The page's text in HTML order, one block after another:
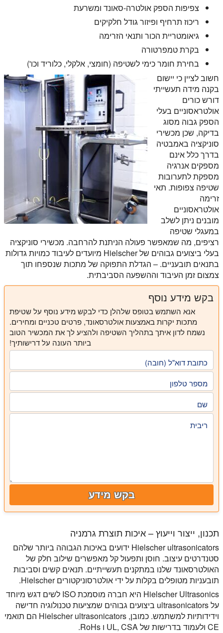
צפיפות הספק אולטרה-סאונד ומשרעת
ריכוז תרחיף ופיזור גודל חלקיקים
גיאומטריית הכור ותנאי הזרימה
בקרת טמפרטורה
בחירת חומר כימי לשטיפה (חומצי, אלקלי, כלוריד וכו')
חשוב לציין כי יישום
בקנה מידה תעשייתי
דורש כורים
אולטראסוניים בעלי
הספק גבוה מסוג
בדיקה, שכן מכשירי
סוניקציה באמבטיה
בדרך כלל אינם
מספקים אנרגיה
מספקת לתערובות
שטיפה צפופות. תאי
זרימה
אולטראסוניים
מובנים ניתן לשלב
במעגלי שטיפה
רציפים, מה שמאפשר פעולה הניתנת להרחבה. מכשירי סוניקציה
בעלי ביצועים גבוהים של Hielscher מיועדים לעיבוד כמויות גדולות
בתנאים תובעניים. – הגדלת התפוקה של מתכות שנספחו תוך
צמצום זמן העיבוד וההשפעה הסביבתית.
בקש מידע נוסף
אנא השתמש בטופס שלהלן כדי לבקש מידע נוסף על שטיפת
מתכות יקרות באמצעות אולטרסאונד, פרטים טכניים ומחירים.
נשמח לדון איתך בתהליך השטיפה ולהציע לך את המכשיר הטוב
ביותר העונה על דרישותיך!
כתובת דוא"ל (חובה)
מספר טלפון
שם
ריבית
בקש מידע
תכנון, ייצור וייעוץ – איכות תוצרת גרמניה
Hielscher ultrasonicators ידועים באיכות הגבוהה ביותר שלהם
סטנדרטים עיצוב. חוסן ותפעול קל מאפשרים שילוב חלק של
האולטרסאונד שלנו במתקנים תעשייתיים. תנאים קשים וסביבות
תובעניות מטופלים בקלות על ידי אולטרסוניקטורים Hielscher.
Hielscher Ultrasonics היא חברה מוסמכת ISO לשים דגש מיוחד
על ultrasonicators ביצועים גבוהים שמציעות טכנולוגיה חדישה
וידידותיות למשתמש. כמובן, Hielscher ultrasonicators הם תואמי
CE ולעמוד בדרישות של UL, CSA ו RoHs.